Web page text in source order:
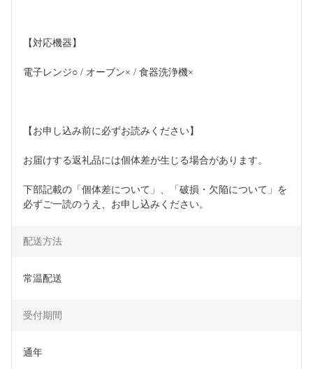
【対応機器】
電子レンジ○ / オーブン× / 食器洗浄機×
【お申し込み前に必ずお読みください】
お届けする返礼品には個体差が生じる場合があります。
下部記載の「個体差について」、「破損・欠陥について」を
必ずご一読のうえ、お申し込みください。
配送方法
常温配送
受付期間
通年